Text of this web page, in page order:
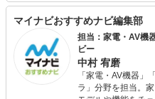
般的な家電から、
ノはとにかく買っ
で、キッズガジェ
ズは子どもと一緒
マイナビおすすめナビ編集部
担当：家電・AV機
ビー
中村 宥磨
「家電・AV機器」
ラ」分野を担当。